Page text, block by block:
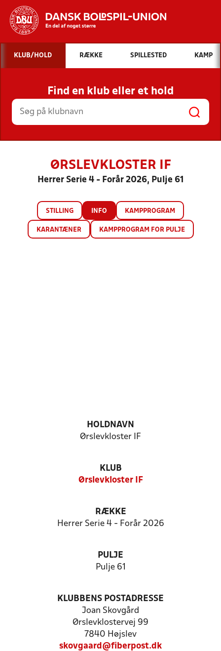
Hvad vil du søge efter?
INDHOLD OG NYHEDER
STILLINGER, RESULTATER, KLUBBER OG
HOLD
KLUB/HOLD RÆKKE SPILLESTED KAMP
Find en klub eller et hold
ØRSLEVKLOSTER IF
Herrer Serie 4 - Forår 2026, Pulje 61
STILLING INFO KAMPPROGRAM
KARANTÆNER KAMPPROGRAM FOR PULJE
HOLDNAVN
Ørslevkloster IF
KLUB
Ørslevkloster IF
RÆKKE
Herrer Serie 4 - Forår 2026
PULJE
Pulje 61
KLUBBENS POSTADRESSE
Joan Skovgård
Ørslevklostervej 99
7840 Højslev
skovgaard@fiberpost.dk